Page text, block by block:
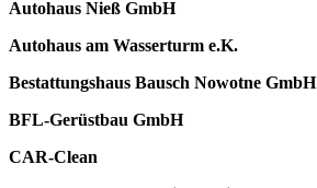
Autohaus Nieß GmbH
Autohaus am Wasserturm e.K.
Bestattungshaus Bausch Nowotne GmbH
BFL-Gerüstbau GmbH
CAR-Clean